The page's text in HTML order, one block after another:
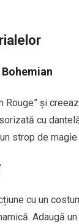
și
cu
strop de
cu un
Adaugă